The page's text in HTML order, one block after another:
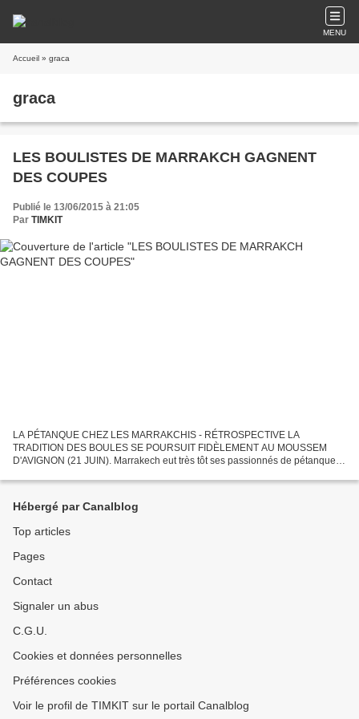
MENU
Accueil » graca
graca
LES BOULISTES DE MARRAKCH GAGNENT
DES COUPES
Publié le 13/06/2015 à 21:05
Par TIMKIT
LA PÉTANQUE CHEZ LES MARRAKCHIS - RÉTROSPECTIVE LA
TRADITION DES BOULES SE POURSUIT FIDÈLEMENT AU MOUSSEM
D'AVIGNON (21 JUIN). Marrakech eut très tôt ses passionnés de pétanque.
Nous...
Hébergé par Canalblog
Top articles
Pages
Contact
Signaler un abus
C.G.U.
Cookies et données personnelles
Préférences cookies
Voir le profil de TIMKIT sur le portail Canalblog